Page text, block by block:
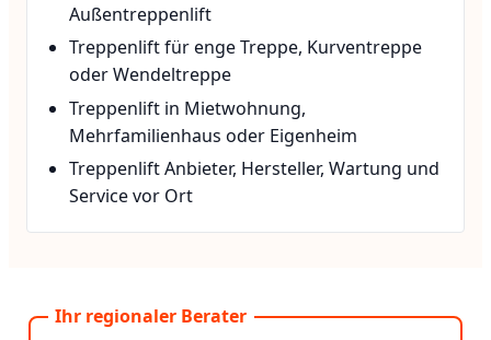
Außentreppenlift
Treppenlift für enge Treppe, Kurventreppe
oder Wendeltreppe
Treppenlift in Mietwohnung,
Mehrfamilienhaus oder Eigenheim
Treppenlift Anbieter, Hersteller, Wartung und
Service vor Ort
Ihr regionaler Berater